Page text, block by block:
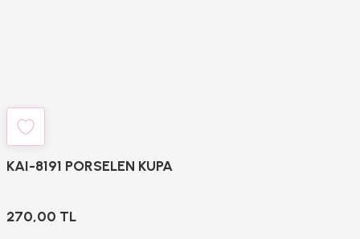
KAI-8191 PORSELEN KUPA
270,00 TL